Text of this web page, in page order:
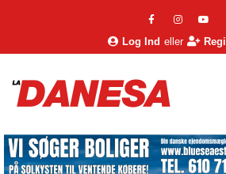
Log Ind eller